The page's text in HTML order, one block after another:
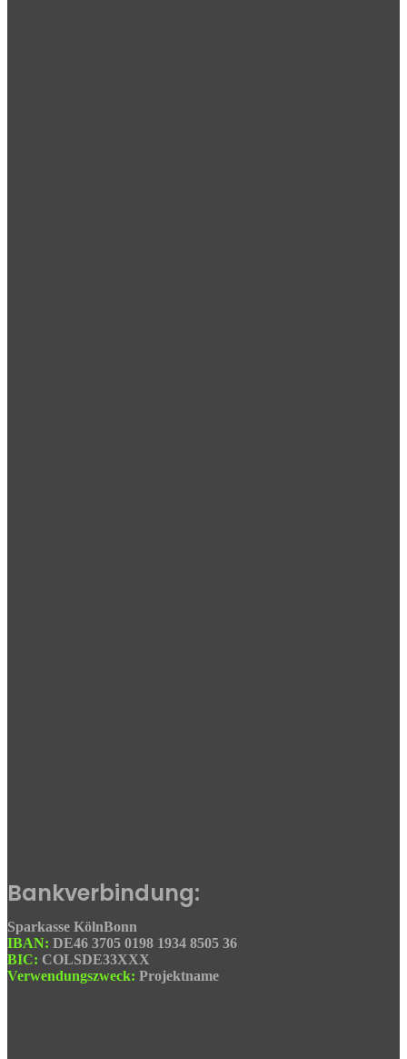
Bankverbindung:
Sparkasse KölnBonn
IBAN: DE46 3705 0198 1934 8505 36
BIC: COLSDE33XXX
Verwendungszweck: Projektname